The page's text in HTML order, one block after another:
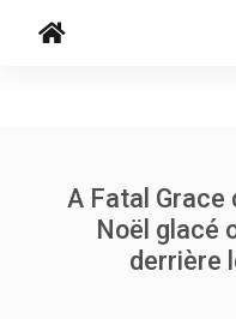
A Fatal Grace
Noël glacé
derrière